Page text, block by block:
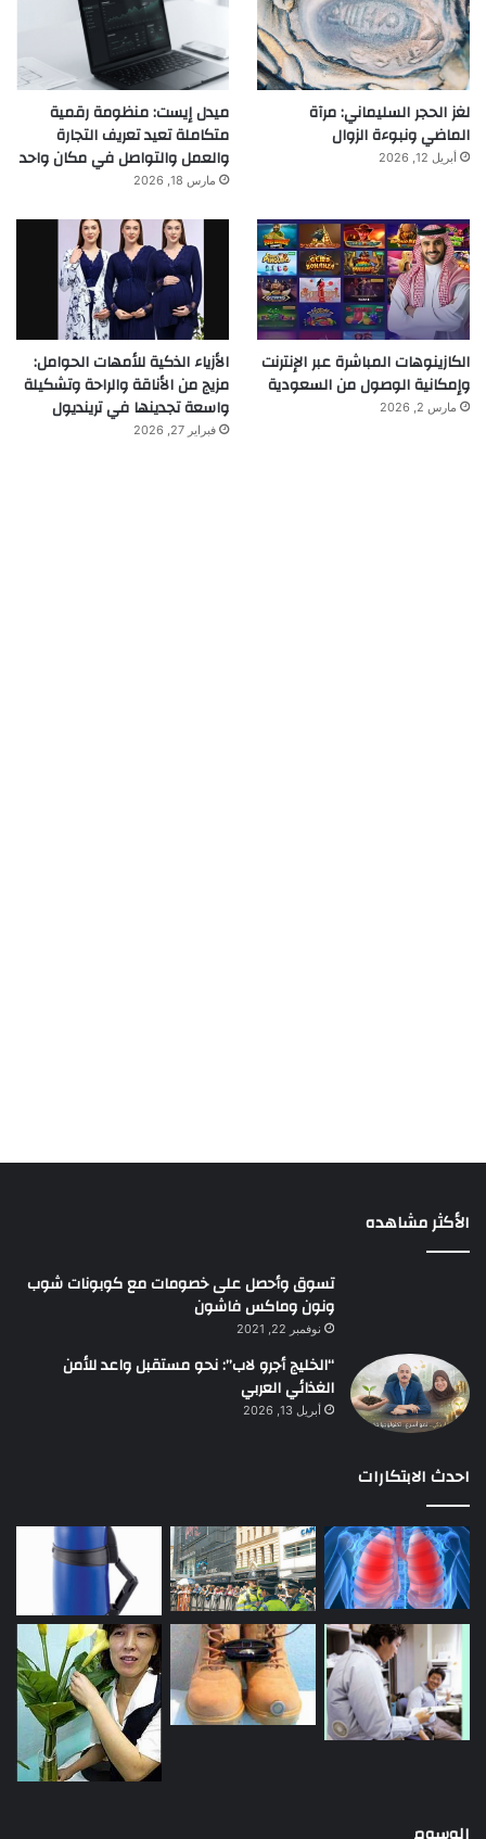
لغز الحجر السليماني: مرآة
الماضي ونبوءة الزوال
أبريل 12, 2026
ميدل إيست: منظومة رقمية
متكاملة تعيد تعريف التجارة
والعمل والتواصل في مكان واحد
مارس 18, 2026
الكازينوهات المباشرة عبر الإنترنت
وإمكانية الوصول من السعودية
مارس 2, 2026
الأزياء الذكية للأمهات الحوامل:
مزيج من الأناقة والراحة وتشكيلة
واسعة تجدينها في ترينديول
فبراير 27, 2026
الأكثر مشاهده
تسوق وأحصل على خصومات مع كوبونات شوب
ونون وماكس فاشون
نوفمبر 22, 2021
“الخليج أجرو لاب”: نحو مستقبل واعد للأمن
الغذائي العربي
أبريل 13, 2026
احدث الابتكارات